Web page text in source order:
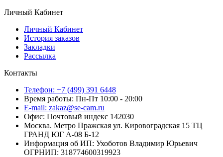
Личный Кабинет
Личный Кабинет
История заказов
Закладки
Рассылка
Контакты
Телефон: +7 (499) 391 6448
Время работы: Пн-Пт 10:00 - 20:00
E-mail: zakaz@se-cam.ru
Офис: Почтовый индекс 142030
Москва. Метро Пражская ул. Кировоградская 15 ТЦ
ГРАНД ЮГ А-08 Б-12
Информация об ИП: Ухоботов Владимир Юрьевич
ОГРНИП: 318774600319923